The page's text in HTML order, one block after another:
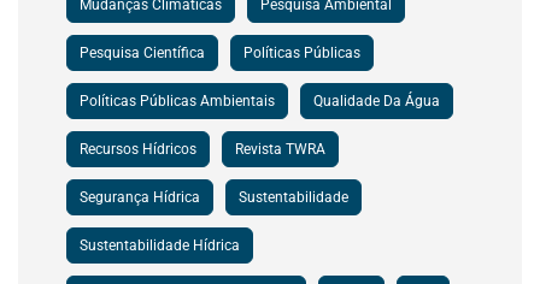
Mudanças Climáticas Pesquisa Ambiental
Pesquisa Científica Políticas Públicas
Políticas Públicas Ambientais Qualidade Da Água
Recursos Hídricos Revista TWRA
Segurança Hídrica Sustentabilidade
Sustentabilidade Hídrica